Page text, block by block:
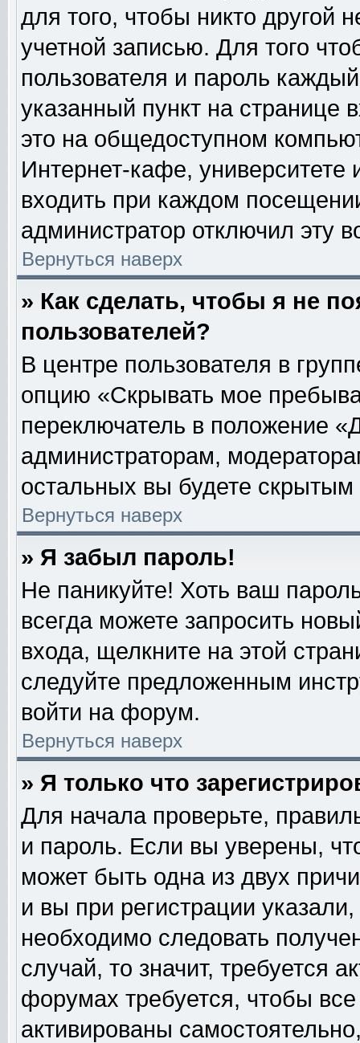
для того, чтобы никто другой
учетной записью. Для того
пользователя и пароль
указанный пункт на
это на общедоступном
Интернет-кафе, университете
входить при каждом
администратор отключил эту
Вернуться наверх
» Как сделать, чтобы я не
пользователей?
В центре пользователя в
опцию «Скрывать мое
переключатель в положение
администраторам,
остальных вы будете скрытым
Вернуться наверх
» Я забыл пароль!
Не паникуйте! Хоть ваш
всегда можете запросить
входа, щелкните на этой
следуйте предложенным
войти на форум.
Вернуться наверх
» Я только что
Для начала проверьте,
и пароль. Если вы уверены,
может быть одна из двух
и вы при регистрации
необходимо следовать
случай, то значит, требуется
форумах требуется, чтобы
активированы